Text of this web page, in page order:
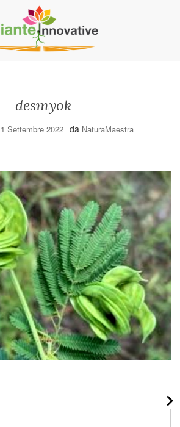
desmyok
Settembre 2022 da NaturaMaestra